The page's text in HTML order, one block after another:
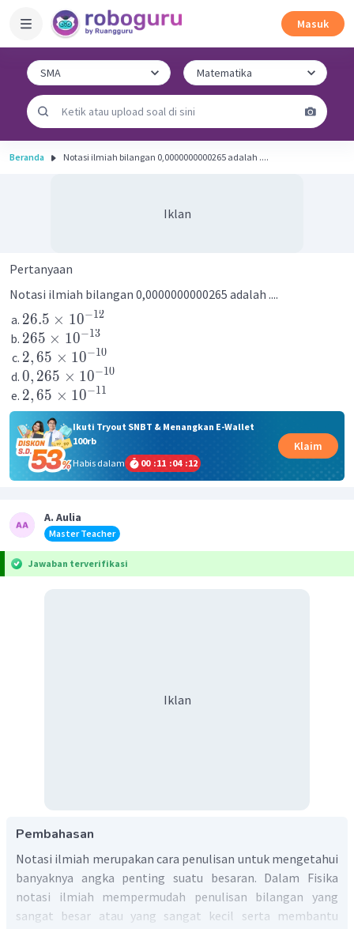
Masuk
Beranda Notasi ilmiah bilangan 0,0000000000265 adalah ....
Iklan
Pertanyaan
Notasi ilmiah bilangan 0,0000000000265 adalah ....
26.5 × 10−12
265 × 10−13
2,65 × 10−10
0, 265 × 10−10
2,65 × 10−11
Ikuti Tryout SNBT & Menangkan E-Wallet
100rb
Habis dalam
00 :11 :04 :12
Klaim
A. Aulia
Master Teacher
Jawaban terverifikasi
Iklan
Pembahasan
Notasi ilmiah merupakan cara penulisan untuk mengetahui
banyaknya angka penting suatu besaran. Dalam Fisika
notasi ilmiah mempermudah penulisan bilangan yang
sangat besar atau yang sangat kecil serta membantu